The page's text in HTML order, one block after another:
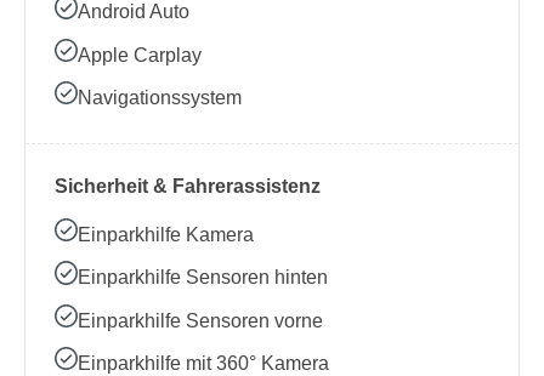
Android Auto
Apple Carplay
Navigationssystem
Sicherheit & Fahrerassistenz
Einparkhilfe Kamera
Einparkhilfe Sensoren hinten
Einparkhilfe Sensoren vorne
Einparkhilfe mit 360° Kamera